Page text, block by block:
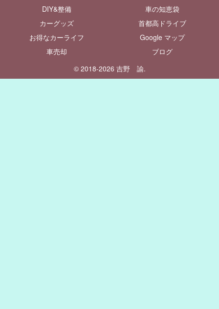
DIY&整備
車の知恵袋
カーグッズ
首都高ドライブ
お得なカーライフ
Google マップ
車売却
ブログ
© 2018-2026 吉野 諭.